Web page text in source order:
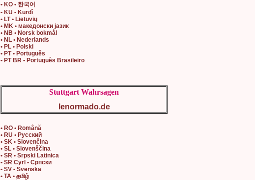
• KO • 한국어
• KU • Kurdî
• LT • Lietuvių
• MK • македонски јазик
• NB • Norsk bokmål
• NL • Nederlands
• PL • Polski
• PT • Português
• PT BR • Português Brasileiro
Stuttgart Wahrsagen
lenormado.de
• RO • Română
• RU • Русский
• SK • Slovenčina
• SL • Slovenščina
• SR • Srpski Latinica
• SR Cyrl • Српски
• SV • Svenska
• TA • தமிழ்